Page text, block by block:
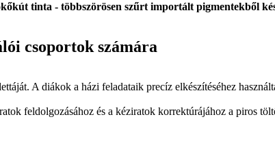
tinta - többszörösen szűrt importált pigmentekből
csoportok számára
A diákok a házi feladataik precíz elkészítéséhez
feldolgozásához és a kéziratok korrektúrájához a piros